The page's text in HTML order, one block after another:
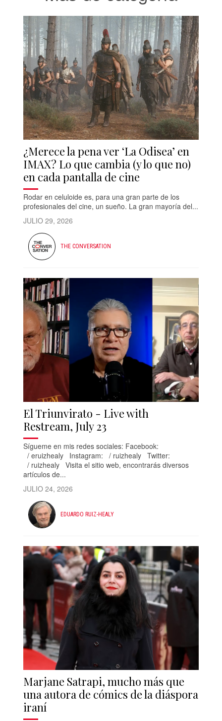
¿Merece la pena ver ‘La Odisea’ en
IMAX? Lo que cambia (y lo que no)
en cada pantalla de cine
Rodar en celuloide es, para una gran parte de los
profesionales del cine, un sueño. La gran mayoría del...
JULIO 29, 2026
THE CONVERSATION
El Triunvirato - Live with
Restream, July 23
Sígueme en mis redes sociales: Facebook:
/ eruizhealy Instagram: / ruizhealy Twitter:
/ ruizhealy Visita el sitio web, encontrarás diversos
artículos de...
JULIO 24, 2026
EDUARDO RUIZ-HEALY
Marjane Satrapi, mucho más que
una autora de cómics de la diáspora
iraní